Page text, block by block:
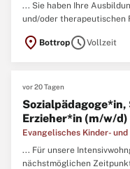
... Sie haben Ihre
und/oder therapeutischen
Sozialpädagoge*In,
abgeschlossen und
location_on BottropscheduleVollzeit
vor 20 Tagen
Erzieher*in (m/w/d)
Evangelisches Kinder- und
... Für unsere
nächstmöglichen